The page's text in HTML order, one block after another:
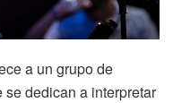
a un grupo de
dedican a interpretar